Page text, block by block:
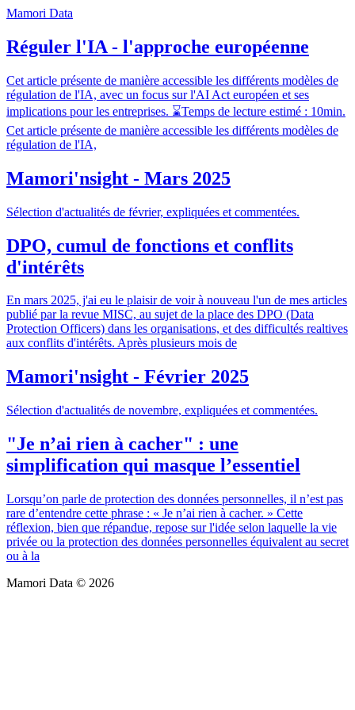
Mamori Data
Réguler l'IA - l'approche européenne
Cet article présente de manière accessible les différents modèles de
régulation de l'IA, avec un focus sur l'AI Act européen et ses
implications pour les entreprises. ⌛Temps de lecture estimé : 10min.
Cet article présente de manière accessible les différents modèles de
régulation de l'IA,
Mamori'nsight - Mars 2025
Sélection d'actualités de février, expliquées et commentées.
DPO, cumul de fonctions et conflits
d'intérêts
En mars 2025, j'ai eu le plaisir de voir à nouveau l'un de mes articles
publié par la revue MISC, au sujet de la place des DPO (Data
Protection Officers) dans les organisations, et des difficultés realtives
aux conflits d'intérêts. Après plusieurs mois de
Mamori'nsight - Février 2025
Sélection d'actualités de novembre, expliquées et commentées.
"Je n’ai rien à cacher" : une
simplification qui masque l’essentiel
Lorsqu’on parle de protection des données personnelles, il n’est pas
rare d’entendre cette phrase : « Je n’ai rien à cacher. » Cette
réflexion, bien que répandue, repose sur l'idée selon laquelle la vie
privée ou la protection des données personnelles équivalent au secret
ou à la
Mamori Data © 2026